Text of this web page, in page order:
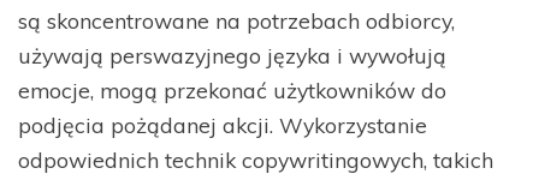
są skoncentrowane na potrzebach odbiorcy,
używają perswazyjnego języka i wywołują
emocje, mogą przekonać użytkowników do
podjęcia pożądanej akcji. Wykorzystanie
odpowiednich technik copywritingowych, takich